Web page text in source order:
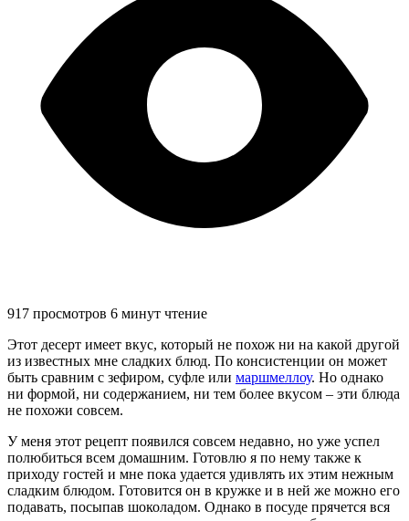
917 просмотров 6 минут чтение
Этот десерт имеет вкус, который не похож ни на какой другой
из известных мне сладких блюд. По консистенции он может
быть сравним с зефиром, суфле или маршмеллоу. Но однако
ни формой, ни содержанием, ни тем более вкусом – эти блюда
не похожи совсем.
У меня этот рецепт появился совсем недавно, но уже успел
полюбиться всем домашним. Готовлю я по нему также к
приходу гостей и мне пока удается удивлять их этим нежным
сладким блюдом. Готовится он в кружке и в ней же можно его
подавать, посыпав шоколадом. Однако в посуде прячется вся